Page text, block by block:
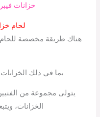
خزانات
لحام
هناك طريقة مخصصة
بما في ذلك
يتولى مجموعة من
الخزانات،